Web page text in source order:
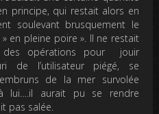
principe, qui restait alors en
soulevant brusquement le
en pleine poire ». Il ne restait
des opérations pour jouir
de l’utilisateur piégé, se
de la mer survolée
lui….il aurait pu se rendre
pas salée.